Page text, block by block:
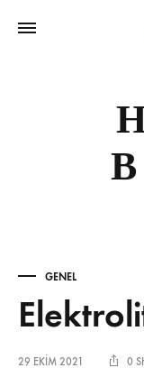
GENEL
29 EKIM 2021 0